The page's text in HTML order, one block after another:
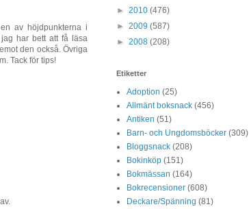
av höjdpunkterna i
har bett att få läsa
den också. Övriga
Tack för tips!
► 2010 (476)
► 2009 (587)
► 2008 (208)
Etiketter
Adoption (25)
Allmänt boksnack (456)
Antiken (51)
Barn- och Ungdomsböcker (309)
Bloggsnack (208)
Bokinköp (151)
Bokmässan (164)
Bokrecensioner (608)
Deckare/Spänning (81)